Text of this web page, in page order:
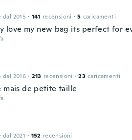
dal 2015 · 141 recensioni · 5 caricamenti
love my new bag its perfect for
dal 2016 · 213 recensioni · 23 caricamenti
mais de petite taille
dal 2021 · 152 recensioni